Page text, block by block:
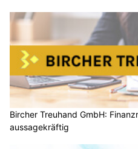
Bircher Treuhand GmbH:
aussagekräftig